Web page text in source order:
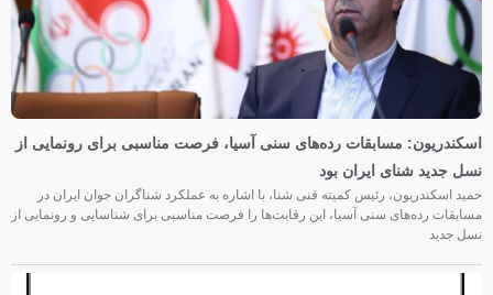
اسکندریون: مسابقات رده‌های سنی آسیا، فرصت مناسبی برای رونمایی از
نسل جدید شنای ایران بود
حمید اسکندریون، رئیس کمیته فنی شنا، با اشاره به عملکرد شناگران جوان ایران در
مسابقات رده‌های سنی آسیا، این رقابت‌ها را فرصت مناسبی برای شناسایی و رونمایی از
نسل جدید